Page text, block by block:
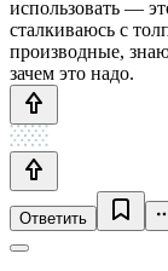
использовать —
сталкиваюсь с
производные,
зачем это надо.
Ответить